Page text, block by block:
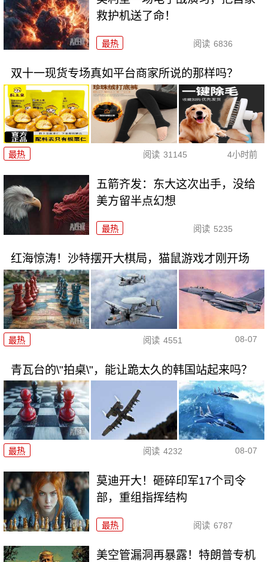
救护机送了命！
最热 阅读 6836
双十一现货专场真如平台商家所说的那样吗？
最热 阅读 31145 4小时前
五箭齐发：东大这次出手，没给
美方留半点幻想
最热 阅读 5235
红海惊涛！沙特摆开大棋局，猫鼠游戏才刚开场
最热 阅读 4551 08-07
青瓦台的\"拍桌\"，能让跪太久的韩国站起来吗？
最热 阅读 4232 08-07
莫迪开大！砸碎印军17个司令
部，重组指挥结构
最热 阅读 6787
美空管漏洞再暴露！特朗普专机